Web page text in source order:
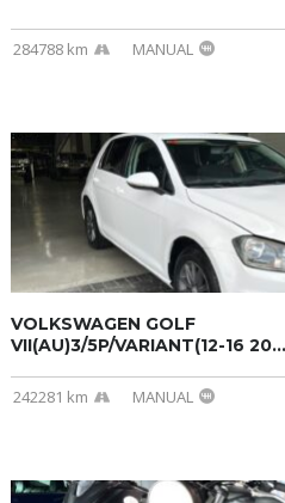
284788 km MANUAL
VOLKSWAGEN GOLF
VII(AU)3/5P/VARIANT(12-16 20...
242281 km MANUAL